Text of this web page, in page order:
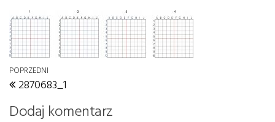
Nawigacja wpisu
Poprzedni wpis
POPRZEDNI
2870683_1
Dodaj komentarz